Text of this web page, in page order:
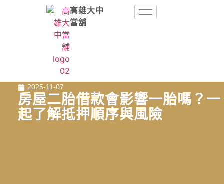
高雄大中
當舖
2025-11-07
房屋二胎借款會影響一胎嗎？一
起了解抵押順序與風險